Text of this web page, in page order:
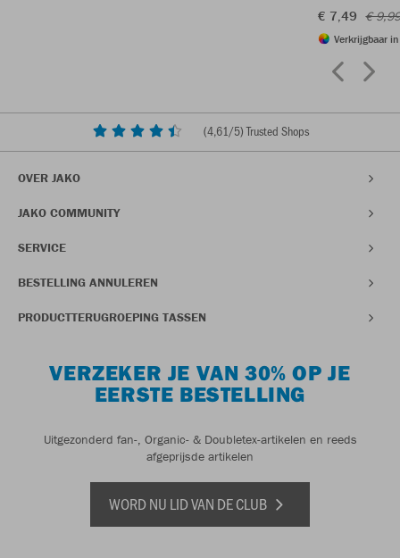
€ 7,49 €
Verkrijgbaar
(4,61/5) Trusted Shops
OVER JAKO
JAKO COMMUNITY
SERVICE
BESTELLING ANNULEREN
PRODUCTTERUGROEPING TASSEN
VERZEKER JE VAN 30% OP JE
EERSTE BESTELLING
Uitgezonderd fan-, Organic- & Doubletex-artikelen en reeds
afgeprijsde artikelen
WORD NU LID VAN DE CLUB